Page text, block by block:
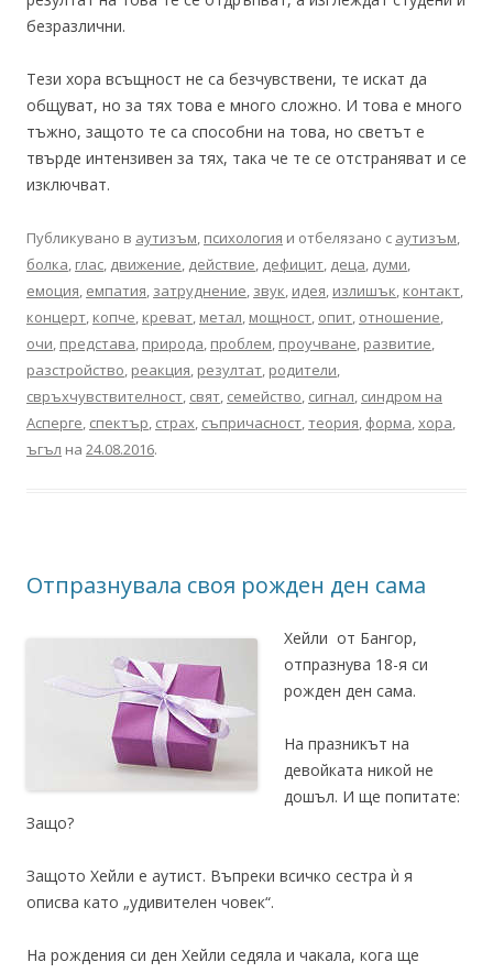
безразлични.
Тези хора всъщност не са безчувствени, те искат да
общуват, но за тях това е много сложно. И това е много
тъжно, защото те са способни на това, но светът е
твърде интензивен за тях, така че те се отстраняват и се
изключват.
Публикувано в аутизъм, психология и отбелязано с аутизъм,
болка, глас, движение, действие, дефицит, деца, думи,
емоция, емпатия, затруднение, звук, идея, излишък, контакт,
концерт, копче, креват, метал, мощност, опит, отношение,
очи, представа, природа, проблем, проучване, развитие,
разстройство, реакция, резултат, родители,
свръхчувствителност, свят, семейство, сигнал, синдром на
Асперге, спектър, страх, съпричасност,теория, форма,хора,
ъгъл на 24.08.2016.
Отпразнувала своя рожден ден сама
Хейли от Бангор,
отпразнува 18-я си
рожден ден сама.
На празникът на
девойката никой не
дошъл. И ще попитате:
Защо?
Защото Хейли е аутист. Въпреки всичко сестра ѝ я
описва като „удивителен човек“.
На рождения си ден Хейли седяла и чакала, кога ще